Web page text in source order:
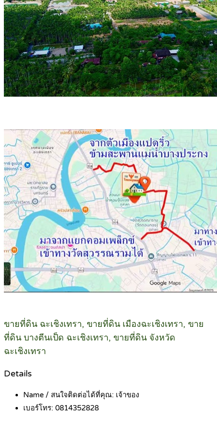
ขายที่ดิน ฉะเชิงเทรา, ขายที่ดิน เมืองฉะเชิงเทรา, ขาย
ที่ดิน บางตีนเป็ด ฉะเชิงเทรา, ขายที่ดิน จังหวัด
ฉะเชิงเทรา
Details
Name / สนใจติดต่อได้ที่คุณ: เจ้าของ
เบอร์โทร: 0814352828